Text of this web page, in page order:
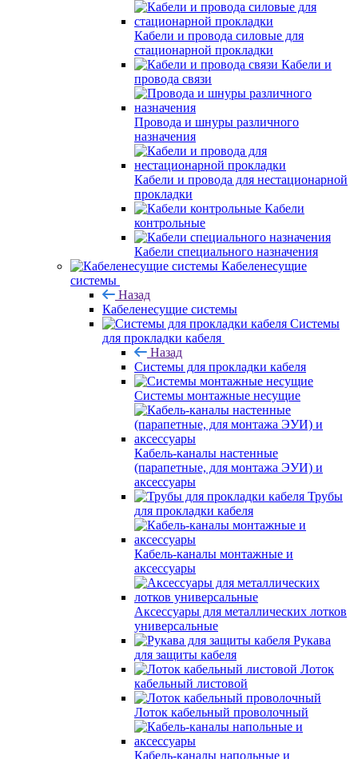
Кабели и провода силовые для
стационарной прокладки
Кабели и
провода связи
Провода и шнуры различного
назначения
Кабели и провода для нестационарной
прокладки
Кабели
контрольные
Кабели специального назначения
Кабеленесущие
системы
Назад
Кабеленесущие системы
Системы
для прокладки кабеля
Назад
Системы для прокладки кабеля
Системы монтажные несущие
Кабель-каналы настенные
(парапетные, для монтажа ЭУИ) и
аксессуары
Трубы
для прокладки кабеля
Кабель-каналы монтажные и
аксессуары
Аксессуары для металлических лотков
универсальные
Рукава
для защиты кабеля
Лоток
кабельный листовой
Лоток кабельный проволочный
Кабель-каналы напольные и